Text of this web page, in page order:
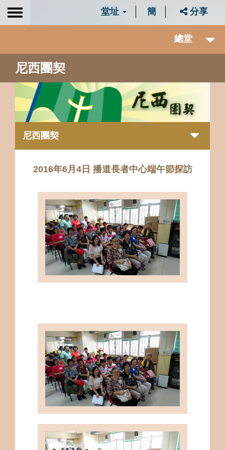
Toggle
堂址 簡 分享
總堂
尼西團契
尼西團契
2016年6月4日 播道長者中心端午節探訪